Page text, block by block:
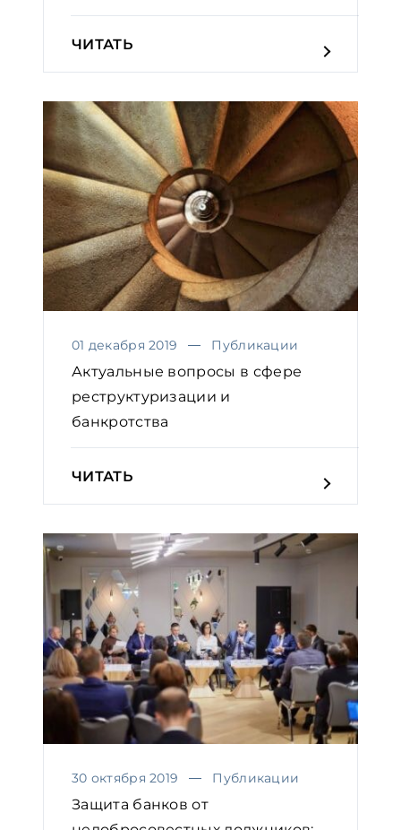
году
ЧИТАТЬ
01 декабря 2019 Публикации
Актуальные вопросы в сфере
реструктуризации и
банкротства
ЧИТАТЬ
30 октября 2019 Публикации
Защита банков от